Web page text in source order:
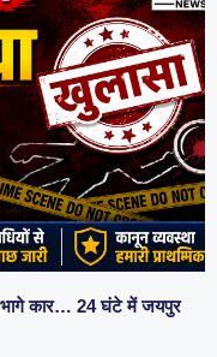
कार… 24 घंटे में जयपुर